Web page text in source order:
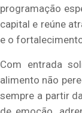
programação
capital e reúne
e o
Com entrada
alimento não
sempre a partir